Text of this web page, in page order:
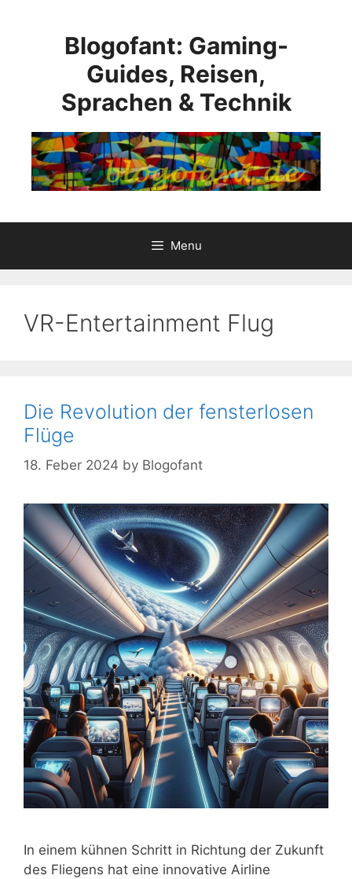
Blogofant: Gaming-
Guides, Reisen,
Sprachen & Technik
Menu
VR-Entertainment Flug
Die Revolution der fensterlosen
Flüge
18. Feber 2024 by Blogofant
In einem kühnen Schritt in Richtung der Zukunft
des Fliegens hat eine innovative Airline